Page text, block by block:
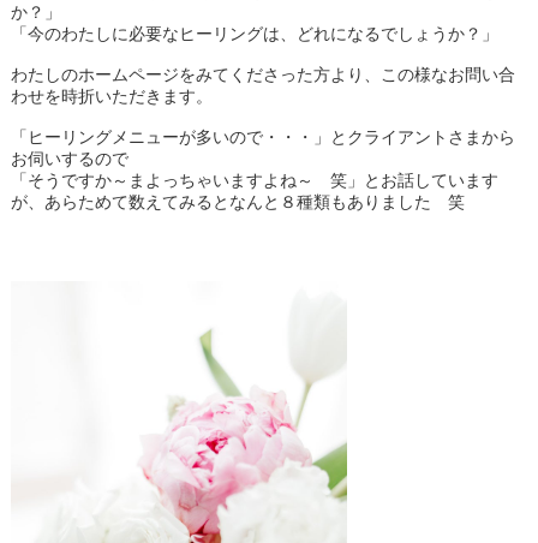
か？」
「今のわたしに必要なヒーリングは、どれになるでしょうか？」
わたしのホームページをみてくださった方より、この様なお問い合
わせを時折いただきます。
「ヒーリングメニューが多いので・・・」とクライアントさまから
お伺いするので
「そうですか～まよっちゃいますよね～ 笑」とお話しています
が、あらためて数えてみるとなんと８種類もありました 笑